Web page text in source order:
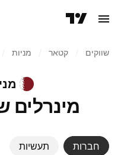
שווקים קטאר מניות‏
מינרלים
חברות תעשיות